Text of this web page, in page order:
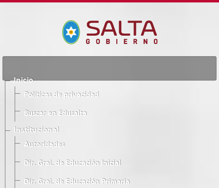
Inicio
Políticas de privacidad
Buscar en Edusalta
Institucional
Autoridades
Dir. Gral. de Educación Inicial
Dir. Gral. de Educación Primaria